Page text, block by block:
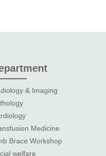
& Imaging
Medicine
Brace Workshop
welfare